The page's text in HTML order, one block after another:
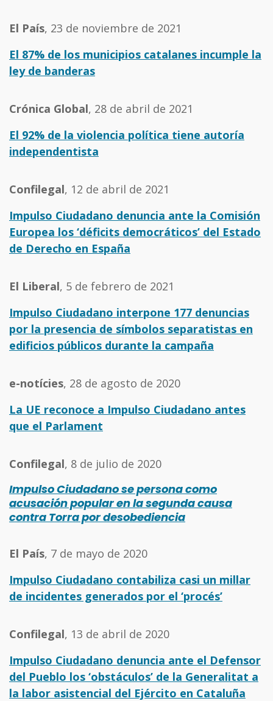
El País, 23 de noviembre de 2021
El 87% de los municipios catalanes incumple la
ley de banderas
Crónica Global, 28 de abril de 2021
El 92% de la violencia política tiene autoría
independentista
Confilegal, 12 de abril de 2021
Impulso Ciudadano denuncia ante la Comisión
Europea los ‘déficits democráticos’ del Estado
de Derecho en España
El Liberal, 5 de febrero de 2021
Impulso Ciudadano interpone 177 denuncias
por la presencia de símbolos separatistas en
edificios públicos durante la campaña
e-notícies, 28 de agosto de 2020
La UE reconoce a Impulso Ciudadano antes
que el Parlament
Confilegal, 8 de julio de 2020
Impulso Ciudadano se persona como
acusación popular en la segunda causa
contra Torra por desobediencia
El País, 7 de mayo de 2020
Impulso Ciudadano contabiliza casi un millar
de incidentes generados por el ‘procés’
Confilegal, 13 de abril de 2020
Impulso Ciudadano denuncia ante el Defensor
del Pueblo los ‘obstáculos’ de la Generalitat a
la labor asistencial del Ejército en Cataluña